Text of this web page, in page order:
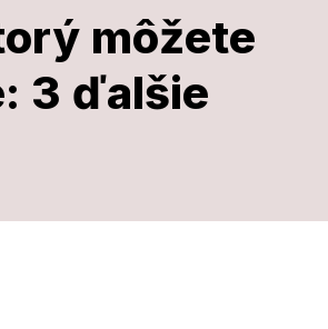
môžete
3 ďalšie
ktorý
pri